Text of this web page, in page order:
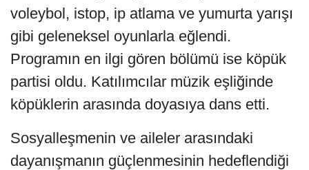
voleybol, istop, ip atlama ve yumurta yarışı
gibi geleneksel oyunlarla eğlendi.
Programın en ilgi gören bölümü ise köpük
partisi oldu. Katılımcılar müzik eşliğinde
köpüklerin arasında doyasıya dans etti.
Sosyalleşmenin ve aileler arasındaki
dayanışmanın güçlenmesinin hedeflendiği